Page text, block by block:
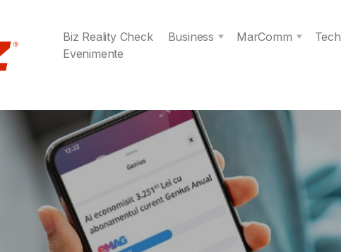
Biz Reality Check Business MarComm Tech
Evenimente